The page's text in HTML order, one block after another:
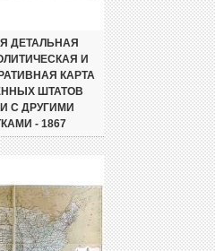
ДЕТАЛЬНАЯ
И
КАРТА
ШТАТОВ
С ДРУГИМИ
- 1867